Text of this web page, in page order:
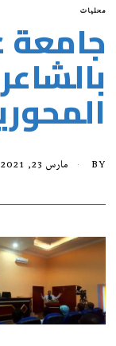
محليات
BY مارس 23, 2021